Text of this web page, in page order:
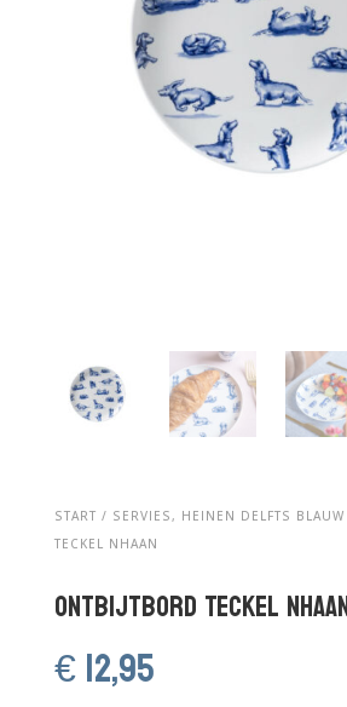
START / SERVIES, HEINEN DELFTS BLAUW
TECKEL NHAAN
Ontbijtbord Teckel
€12,95